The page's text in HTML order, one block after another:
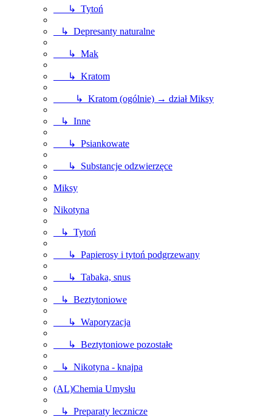
↳ Tytoń
↳ Depresanty naturalne
↳ Mak
↳ Kratom
↳ Kratom (ogólnie) → dział Miksy
↳ Inne
↳ Psiankowate
↳ Substancje odzwierzęce
Miksy
Nikotyna
↳ Tytoń
↳ Papierosy i tytoń podgrzewany
↳ Tabaka, snus
↳ Beztytoniowe
↳ Waporyzacja
↳ Beztytoniowe pozostałe
↳ Nikotyna - knajpa
(AL)Chemia Umysłu
↳ Preparaty lecznicze